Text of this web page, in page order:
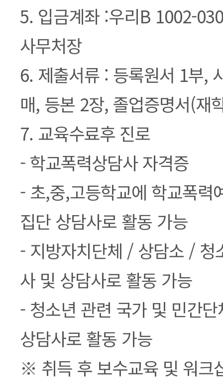
5. 입금계좌 :우리B 1002-
사무처장
6. 제출서류 : 등록원서 1부,
매, 등본 2장, 졸업증명서(재
7. 교육수료후 진로
- 학교폭력상담사 자격증
- 초,중,고등학교에 학교폭력
집단 상담사로 활동 가능
- 지방자치단체 / 상담소 / 청
사 및 상담사로 활동 가능
- 청소년 관련 국가 및 민간
상담사로 활동 가능
※ 취득 후 보수교육 및 워크